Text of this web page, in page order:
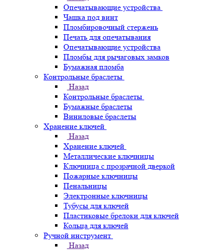
Опечатывающие устройства
Чашка под винт
Пломбировочный стержень
Печать для опечатывания
Опечатывающие устройства
Пломбы для рычаговых замков
Бумажная пломба
Контрольные браслеты
Назад
Контрольные браслеты
Бумажные браслеты
Виниловые браслеты
Хранение ключей
Назад
Хранение ключей
Металлические ключницы
Ключница с прозрачной дверкой
Пожарные ключницы
Пенальницы
Электронные ключницы
Тубусы для ключей
Пластиковые брелоки для ключей
Кольца для ключей
Ручной инструмент
Назад